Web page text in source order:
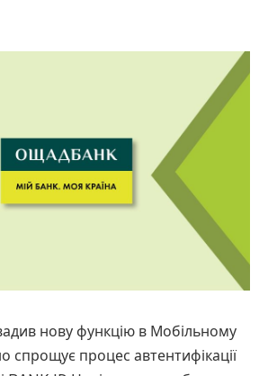
нову функцію в Мобільному
спрощує процес автентифікації